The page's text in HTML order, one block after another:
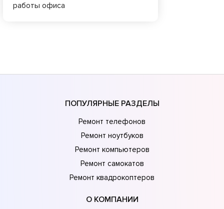
работы офиса
ПОПУЛЯРНЫЕ РАЗДЕЛЫ
Ремонт телефонов
Ремонт ноутбуков
Ремонт компьютеров
Ремонт самокатов
Ремонт квадрокоптеров
О КОМПАНИИ